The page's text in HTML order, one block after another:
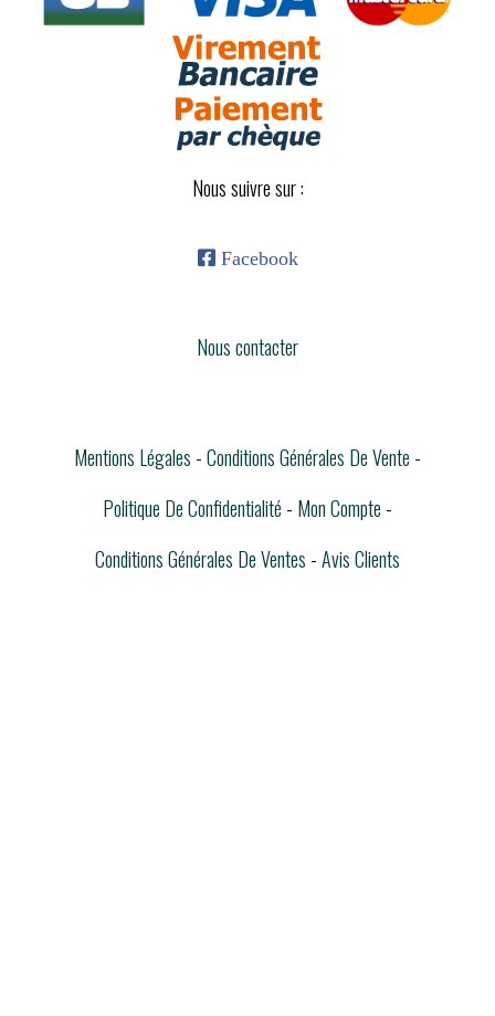
Nous suivre sur :
 Facebook
Nous contacter
Mentions Légales Conditions Générales De Vente
Politique De Confidentialité
Mon Compte
Conditions Générales De Ventes Avis Clients